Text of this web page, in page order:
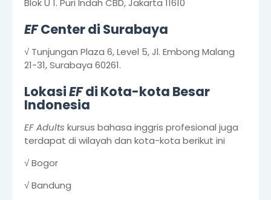
EFCenter di Surabaya
√ Tunjungan Plaza 6, Level 5, Jl. Embong Malang
21-31, Surabaya 60261.
LokasiEFdi Kota-kota Besar
Indonesia
EF Adults kursus bahasa inggris profesional juga
terdapat di wilayah dan kota-kota berikut ini
√ Bogor
√ Bandung